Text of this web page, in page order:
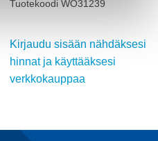
Tuotekoodi WO31239
Kirjaudu sisään nähdäksesi
hinnat ja käyttääksesi
verkkokauppaa